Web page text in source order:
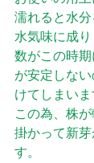
濡れると水
水気味に成
数がこの時
が安定しな
けてしまいま
この為、株
掛かって新
す。